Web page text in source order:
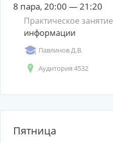
8 пара, 20:00 — 21:20
Практическое занятие
информации
Павлинов Д.В.
Аудитория 4532
Пятница